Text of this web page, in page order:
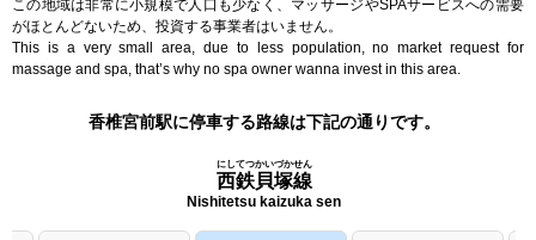
この地域は非常に小規模で人口も少なく、マッサージやSPAサービスへの需要
がほとんどないため、投資する事業者はいません。
This is a very small area, due to less population, no market request for
massage and spa, that’s why no spa owner wanna invest in this area.
香椎宮前駅に停車する路線は下記の通りです。
西鉄貝塚線
にしてつかいづかせん
Nishitetsu kaizuka sen